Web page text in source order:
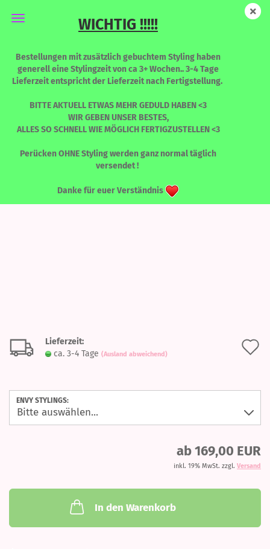
WICHTIG !!!!!
Bestellungen mit zusätzlich gebuchtem Styling haben
generell eine Stylingzeit von ca 3+ Wochen.. 3-4 Tage
Lieferzeit entspricht der Lieferzeit nach Fertigstellung.
BITTE AKTUELL ETWAS MEHR GEDULD HABEN <3
WIR GEBEN UNSER BESTES,
ALLES SO SCHNELL WIE MÖGLICH FERTIGZUSTELLEN <3
Perücken OHNE Styling werden ganz normal täglich
versendet !
Danke für euer Verständnis
ENVY - TENNIS JADE
Lieferzeit:
ca. 3-4 Tage (Ausland abweichend)
ENVY STYLINGS:
ab 169,00 EUR
inkl. 19% MwSt. zzgl. Versand
In den Warenkorb